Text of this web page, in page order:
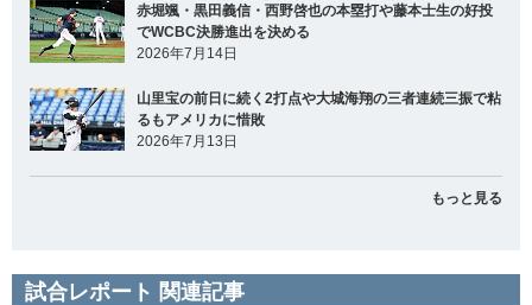
赤堀颯・黒田義信・西野啓也の本塁打や藤本士生の好投
でWCBC決勝進出を決める
2026年7月14日
山里宝の前日に続く2打点や大城海翔の三者連続三振で粘
るもアメリカに惜敗
2026年7月13日
もっと見る
試合レポート 関連記事